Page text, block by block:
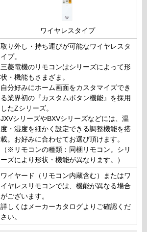
ワイヤレスタイプ
取り外し・持ち運びが可能なワイヤレスタ
イプ。
三菱電機のリモコンはシリーズによって形
状・機能もさまざま。
自分好みにホーム画面をカスタマイズでき
る業界初の『カスタムボタン機能』を採用
したZシリーズ。
JXVシリーズやBXVシリーズなどには、温
度・湿度を細かく設定できる調整機能を搭
載。お好みに合わせてお選び頂けます。
（※リモコンの種類：同梱リモコン。シリ
ーズにより形状・機能が異なります。）
ワイヤード（リモコン内蔵含む）またはワ
イヤレスリモコンでは、機能が異なる場合
がございます。
詳しくはメーカーカタログよりご確認くだ
さい。